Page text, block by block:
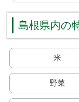
島根県内の
米
野菜